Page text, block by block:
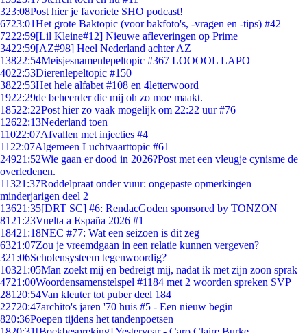
323:08Post hier je favoriete SHO podcast!
6723:01Het grote Baktopic (voor bakfoto's, -vragen en -tips) #42
7222:59[Lil Kleine#12] Nieuwe afleveringen op Prime
3422:59[AZ#98] Heel Nederland achter AZ
13822:54Meisjesnamenlepeltopic #367 LOOOOL LAPO
4022:53Dierenlepeltopic #150
3822:53Het hele alfabet #108 en 4letterwoord
1922:29de beheerder die mij oh zo moe maakt.
18522:22Post hier zo vaak mogelijk om 22:22 uur #76
12622:13Nederland toen
11022:07Afvallen met injecties #4
11 22:07Algemeen Luchtvaarttopic #61
24921:52Wie gaan er dood in 2026?Post met een vleugje cynisme de
overledenen.
11321:37Roddelpraat onder vuur: ongepaste opmerkingen
minderjarigen deel 2
13621:35[DRT SC] #6: RendacGoden sponsored by TONZON
81 21:23Vuelta a España 2026 #1
18421:18NEC #77: Wat een seizoen is dit zeg
6321:07Zou je vreemdgaan in een relatie kunnen vergeven?
321:06Scholensysteem tegenwoordig?
10321:05Man zoekt mij en bedreigt mij, nadat ik met zijn zoon sprak
4721:00Woordensamenstelspel #1184 met 2 woorden spreken SVP
281 20:54Van kleuter tot puber deel 184
22720:47archito's jaren '70 huis #5 - Een nieuw begin
820:36Poepen tijdens het tandenpoetsen